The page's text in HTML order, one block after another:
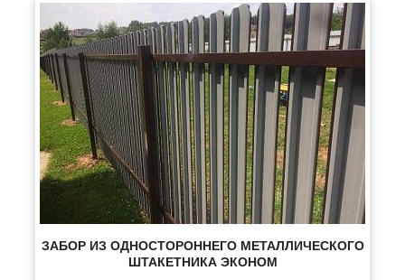
ЗАБОР ИЗ ОДНОСТОРОННЕГО МЕТАЛЛИЧЕСКОГО
ШТАКЕТНИКА ЭКОНОМ